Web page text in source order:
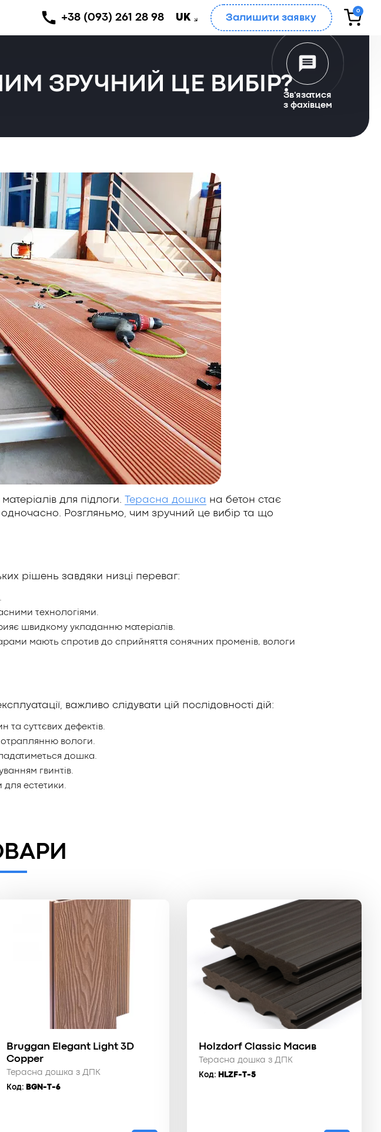
+38 (093) 261 28 98 UK Залишити заявку
0
ЗРУЧНИЙ ЦЕ ВИБІР?Зв'язатися
з фахівцем
для підлоги. Терасна дошка на бетон стає
одночасно. Розгляньмо, чим зручний це вибір та що
рішень завдяки низці переваг:
технологіями.
швидкому укладанню матеріалів.
мають спротив до сприйняття сонячних променів, вологи
важливо слідувати цій послідовності дій:
та суттєвих дефектів.
вологи.
дошка.
гвинтів.
естетики.
Bruggan Elegant Light 3D
Copper
Терасна дошка з ДПК
Код: BGN-T-6
Holzdorf Classic Масив
Терасна дошка з ДПК
Код: HLZF-T-5